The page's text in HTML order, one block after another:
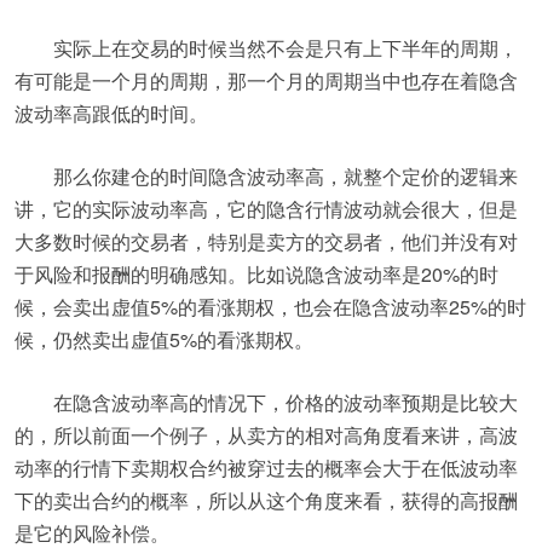
实际上在交易的时候当然不会是只有上下半年的周期，
有可能是一个月的周期，那一个月的周期当中也存在着隐含
波动率高跟低的时间。
那么你建仓的时间隐含波动率高，就整个定价的逻辑来
讲，它的实际波动率高，它的隐含行情波动就会很大，但是
大多数时候的交易者，特别是卖方的交易者，他们并没有对
于风险和报酬的明确感知。比如说隐含波动率是20%的时
候，会卖出虚值5%的看涨期权，也会在隐含波动率25%的时
候，仍然卖出虚值5%的看涨期权。
在隐含波动率高的情况下，价格的波动率预期是比较大
的，所以前面一个例子，从卖方的相对高角度看来讲，高波
动率的行情下卖期权合约被穿过去的概率会大于在低波动率
下的卖出合约的概率，所以从这个角度来看，获得的高报酬
是它的风险补偿。